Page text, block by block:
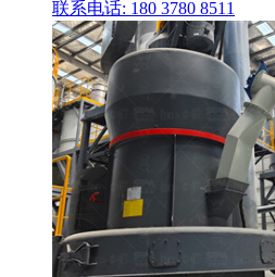
联系电话: 180 3780 8511